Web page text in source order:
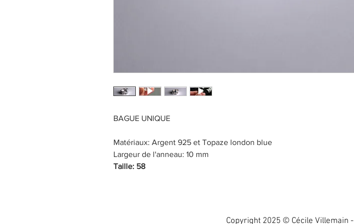
BAGUE UNIQUE
Matériaux: Argent 925 et Topaze london blue
Largeur de l'anneau: 10 mm
Taille: 58
Copyright 2025 © Cécile Villemain -